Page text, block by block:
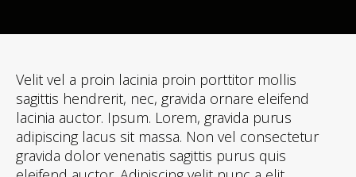
Velit vel a proin lacinia proin porttitor mollis
sagittis hendrerit, nec, gravida ornare eleifend
lacinia auctor. Ipsum. Lorem, gravida purus
adipiscing lacus sit massa. Non vel consectetur
gravida dolor venenatis sagittis purus quis